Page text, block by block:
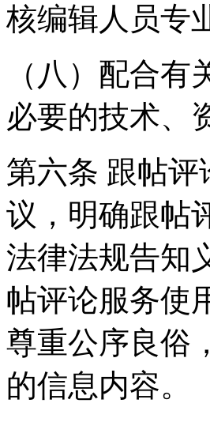
核编辑人员专
（八）配合
必要的技术、
第六条 跟帖
议，明确跟帖
法律法规告知
帖评论服务使
尊重公序良俗
的信息内容。